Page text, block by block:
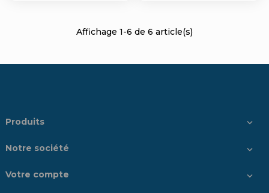
Affichage 1-6 de 6 article(s)
Produits 
Notre société 
Votre compte 